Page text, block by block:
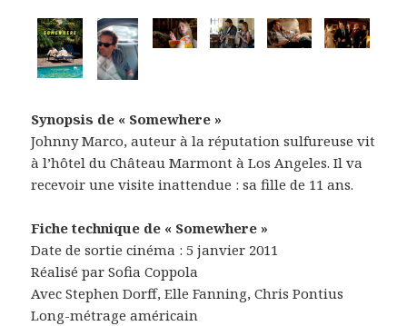
Synopsis de « Somewhere »
Johnny Marco, auteur à la réputation sulfureuse vit
à l’hôtel du Château Marmont à Los Angeles. Il va
recevoir une visite inattendue : sa fille de 11 ans.
Fiche technique de « Somewhere »
Date de sortie cinéma : 5 janvier 2011
Réalisé par Sofia Coppola
Avec Stephen Dorff, Elle Fanning, Chris Pontius
Long-métrage américain